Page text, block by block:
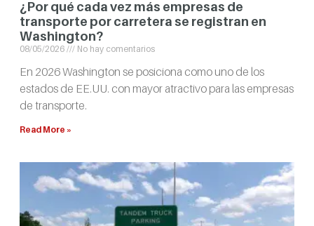
¿Por qué cada vez más empresas de
transporte por carretera se registran en
Washington?
08/05/2026 No hay comentarios
En 2026 Washington se posiciona como uno de los
estados de EE.UU. con mayor atractivo para las empresas
de transporte.
Read More »